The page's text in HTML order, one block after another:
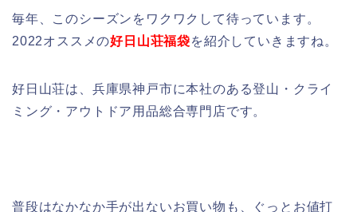
毎年、このシーズンをワクワクして待っています。
2022オススメの好日山荘福袋を紹介していきますね。
好日山荘は、兵庫県神戸市に本社のある登山・クライ
ミング・アウトドア用品総合専門店です。
普段はなかなか手が出ないお買い物も、ぐっとお値打